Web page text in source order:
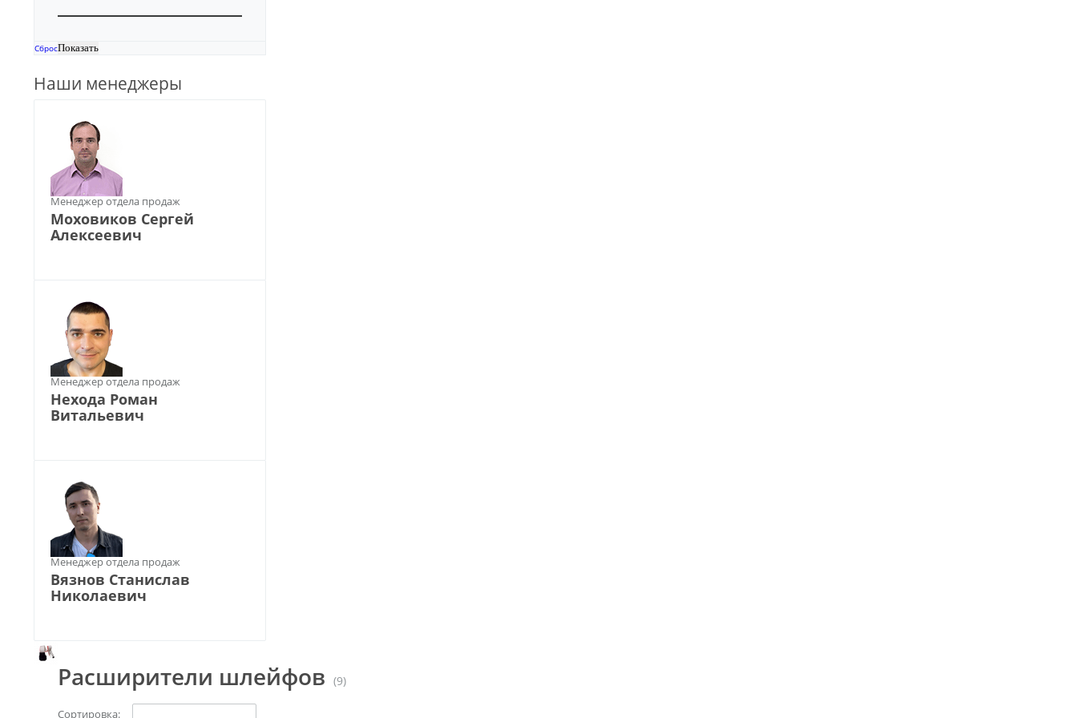
Сброс
Наши менеджеры
Менеджер отдела продаж
Моховиков Сергей
Алексеевич
Менеджер отдела продаж
Нехода Роман
Витальевич
Менеджер отдела продаж
Вязнов Станислав
Николаевич
Расширители шлейфов (9)
Сортировка: